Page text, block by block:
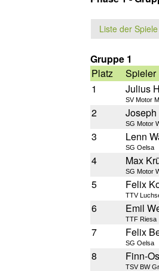
Liste der Spiele
Gruppe 1
Platz
Spieler
1
Julius
SV Motor
2
SG Motor
3 Lenn
SG Oelsa
4 Max
SG Motor
5 Felix
TTV
6 Emil
TTF Riesa
7 Felix
SG Oelsa
8 Finn-
TSV BW